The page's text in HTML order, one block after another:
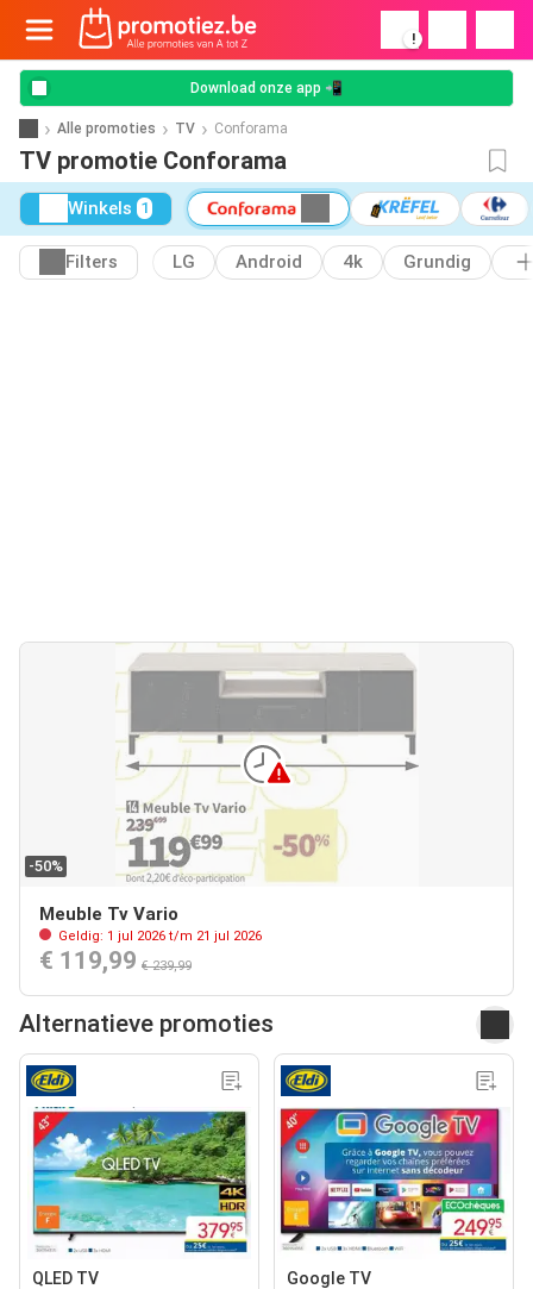
!
Download onze app 📲
Alle promoties TV Conforama
TV promotie Conforama
Winkels 1
Filters LG Android 4k Grundig
-50%
Meuble Tv Vario
Geldig: 1 jul 2026 t/m 21 jul 2026
€ 119,99 € 239,99
Alternatieve promoties
QLED TV Google TV